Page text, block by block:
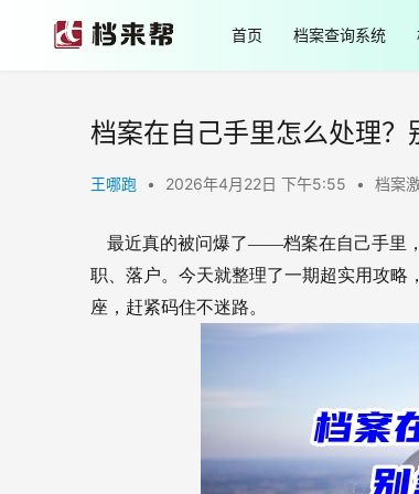
首页 档案查询系统
档案在自己手里怎么处理？
王哪跑 • 2026年4月22日 下午5:55 • 档案
最近真的被问爆了——档案在自己手里
职、落户。今天就整理了一期超实用攻略
座，赶紧码住不迷路。